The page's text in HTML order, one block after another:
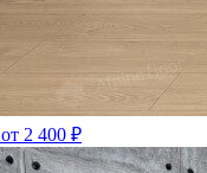
от 2 400 ₽